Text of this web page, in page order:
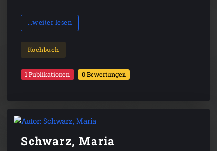
...weiter lesen
Kochbuch
1 Publikationen 0 Bewertungen
Schwarz, Maria